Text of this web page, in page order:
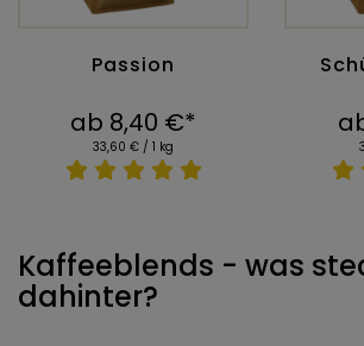
Passion
ab 8,40 €*
33,60 € / 1 kg
Kaffeeblends - was
dahinter?